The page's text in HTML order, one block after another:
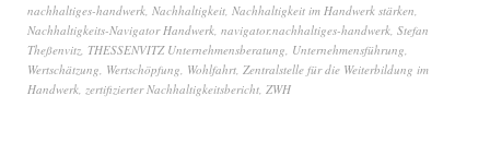
nachhaltiges-handwerk, Nachhaltigkeit, Nachhaltigkeit im Handwerk stärken,
Nachhaltigkeits-Navigator Handwerk, navigator.nachhaltiges-handwerk, Stefan
Theßenvitz, THESSENVITZ Unternehmensberatung, Unternehmensführung,
Wertschätzung, Wertschöpfung, Wohlfahrt, Zentralstelle für die Weiterbildung im
Handwerk, zertifizierter Nachhaltigkeitsbericht, ZWH